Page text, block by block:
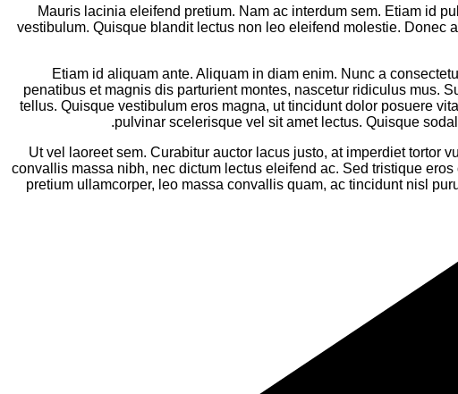
Mauris lacinia eleifend pretium. Nam ac interdum sem. Etiam id
vestibulum. Quisque blandit lectus non leo eleifend molestie. Donec
Etiam id aliquam ante. Aliquam in diam enim. Nunc a
penatibus et magnis dis parturient montes, nascetur ridiculus mus.
tellus. Quisque vestibulum eros magna, ut tincidunt dolor posuere
pulvinar scelerisque vel sit amet lectus. Quisque
Ut vel laoreet sem. Curabitur auctor lacus justo, at imperdiet tortor
convallis massa nibh, nec dictum lectus eleifend ac. Sed tristique
pretium ullamcorper, leo massa convallis quam, ac tincidunt nisl